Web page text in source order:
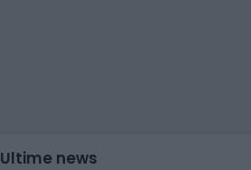
Ultime news